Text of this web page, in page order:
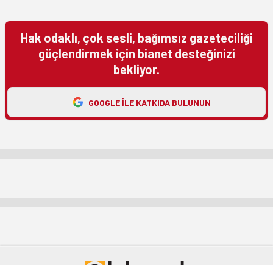
Hak odaklı, çok sesli, bağımsız gazeteciliği
güçlendirmek için bianet desteğinizi
bekliyor.
GOOGLE ILE KATKIDA BULUNUN